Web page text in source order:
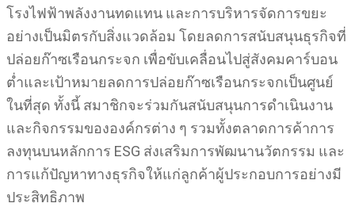
โรงไฟฟ้าพลังงานทดแทน และการบริหารจัดการขยะ
อย่างเป็นมิตรกับสิ่งแวดล้อม โดยลดการสนับสนุนธุรกิจที่
ปล่อยก๊าซเรือนกระจก เพื่อขับเคลื่อนไปสู่สังคมคาร์บอน
ต่ำและเป้าหมายลดการปล่อยก๊าซเรือนกระจกเป็นศูนย์
ในที่สุด ทั้งนี้ สมาชิกจะร่วมกันสนับสนุนการดำเนินงาน
และกิจกรรมขององค์กรต่าง ๆ รวมทั้งตลาดการค้าการ
ลงทุนบนหลักการ ESG ส่งเสริมการพัฒนานวัตกรรม และ
การแก้ปัญหาทางธุรกิจให้แก่ลูกค้าผู้ประกอบการอย่างมี
ประสิทธิภาพ